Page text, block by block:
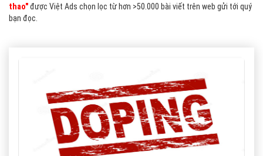
thao"được Việt Ads chọn lọc từ hơn >50.000 bài viết trên web gửi tới quý
bạn đọc.